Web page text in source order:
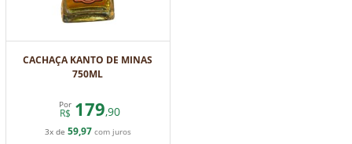
CACHAÇA KANTO DE MINAS
750ML
Por
R$ 179,90
3x de 59,97com juros